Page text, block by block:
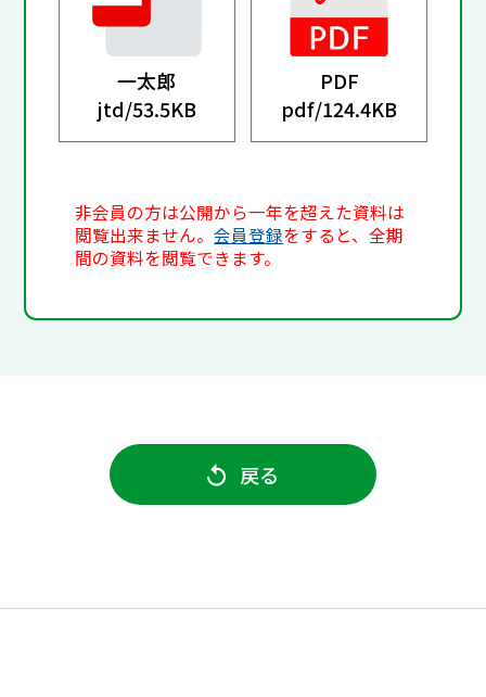
一太郎
jtd/53.5KB
PDF
pdf/124.4KB
非会員の方は公開から一年を超えた資料は
閲覧出来ません。会員登録をすると、全期
間の資料を閲覧できます。
戻る